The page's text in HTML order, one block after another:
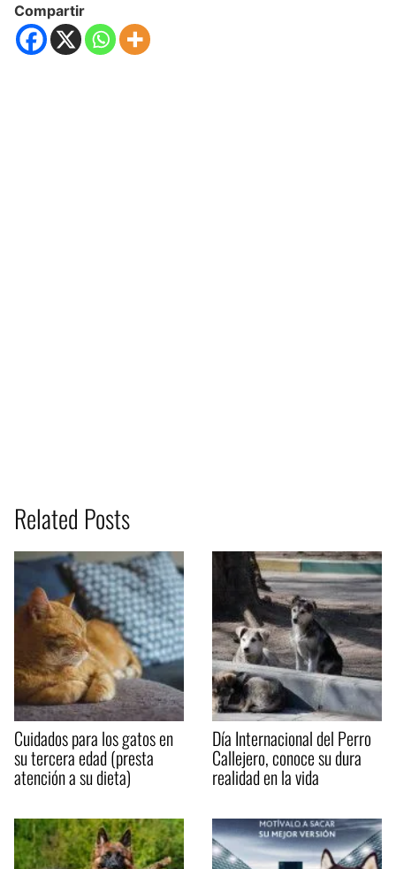
Compartir
Related Posts
Cuidados para los gatos en
su tercera edad (presta
atención a su dieta)
Día Internacional del Perro
Callejero, conoce su dura
realidad en la vida